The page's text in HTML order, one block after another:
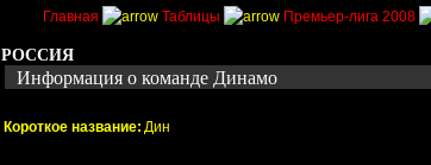
Главная Таблицы Премьер-лига 2008
РОССИЯ
Информация о команде Динамо
Короткое название: Дин